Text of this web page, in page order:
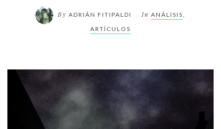
By ADRIÁN FITIPALDI In ANÁLISIS,
ARTÍCULOS